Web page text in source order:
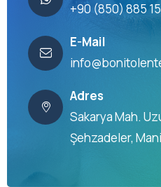
+90 (850) 885
E-Mail
Adres
Sakarya Mah.
Şehzadeler,